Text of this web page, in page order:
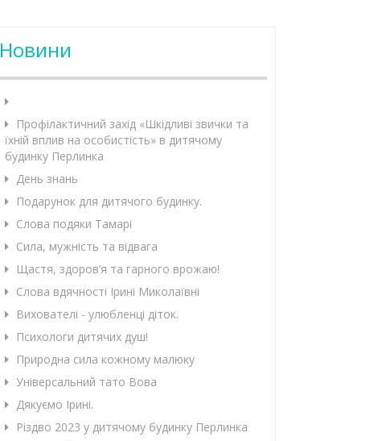
Новини
Профілактичний захід «Шкідливі звички та
їхній вплив на особистість» в дитячому
будинку Перлинка
День знань
Подарунок для дитячого будинку.
Слова подяки Тамарі
Сила, мужність та відвага
Щастя, здоров’я та гарного врожаю!
Слова вдячності Ірині Миколаївні
Вихователі - улюбленці діток.
Психологи дитячих душ!
Природна сила кожному малюку
Універсальний тато Вова
Дякуємо Ірині.
Різдво 2023 у дитячому будинку Перлинка